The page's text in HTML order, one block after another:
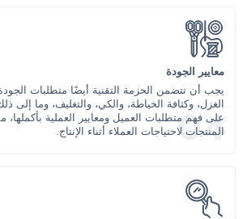
معايير الجودة
يجب أن تتضمن الحزمة التقنية أيضًا متطلبات
الغزل، وكثافة الخياطة، والكي، والتغليف، وما إلى
على فهم متطلبات العميل ومعايير العملية بأكملها،
المنتجات لاحتياجات العملاء أثناء الإنتاج.